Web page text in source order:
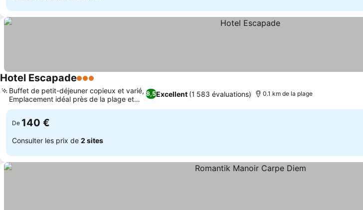
Hotel Escapade3 Étoiles
8,5Excellent (1 583 évaluations)
Buffet de petit-déjeuner copieux et varié,
Emplacement idéal près de la plage et
des bois
0.1 km de la plage
De 140 €
Consulter les prix de 2 sites